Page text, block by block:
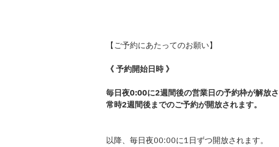
【ご予約にあたってのお願い】
《 予約開始日時 》
毎日夜0:00に2週間後の営業日の予約枠が解放
常時2週間後までのご予約が開放されます。
以降、毎日夜00:00に1日ずつ開放されます。